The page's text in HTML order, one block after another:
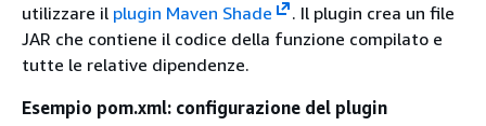
utilizzare il plugin Maven Shade
. Il plugin crea un file
JAR che contiene il codice della funzione compilato e
tutte le relative dipendenze.
Esempio pom.xml: configurazione del plugin